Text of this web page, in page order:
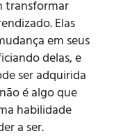
transformar
Elas
em seus
delas, e
ser adquirida
é algo que
habilidade
a ser.